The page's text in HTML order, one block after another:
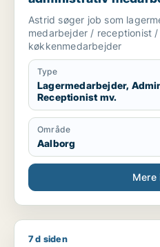
tjener /
Astrid søger job som
medarbejder / receptionist
køkkenmedarbejder
Type
Lagermedarbejder,
Receptionist mv.
Område
Aalborg
Mere
Gabor søger job som
7 d siden